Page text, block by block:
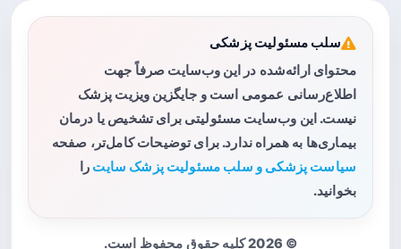
سلب مسئولیت پزشکی
محتوای ارائه‌شده در این وب‌سایت صرفاً جهت
اطلاع‌رسانی عمومی است و جایگزین ویزیت پزشک
نیست. این وب‌سایت مسئولیتی برای تشخیص یا درمان
بیماری‌ها به همراه ندارد. برای توضیحات کامل‌تر، صفحه
سیاست پزشکی و سلب مسئولیت پزشک سایت را
بخوانید.
© 2026 کلیه حقوق محفوظ است.